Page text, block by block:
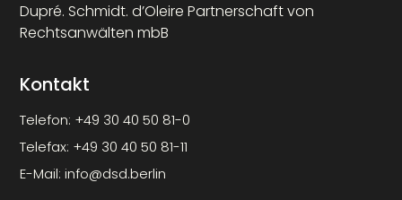
Dupré. Schmidt. d’Oleire Partnerschaft von
Rechtsanwälten mbB
Kontakt
Telefon: +49 30 40 50 81-0
Telefax: +49 30 40 50 81-11
E-Mail:info@dsd.berlin